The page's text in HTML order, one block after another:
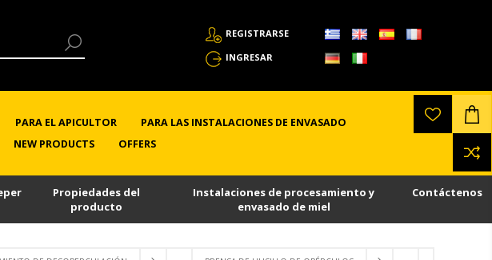
REGISTRARSE
INGRESAR
PARA EL APICULTOR
PARA LAS INSTALACIONES DE ENVASADO
NEW PRODUCTS OFFERS
Propiedades del
producto
Instalaciones de procesamiento y
envasado de miel
Contáctenos